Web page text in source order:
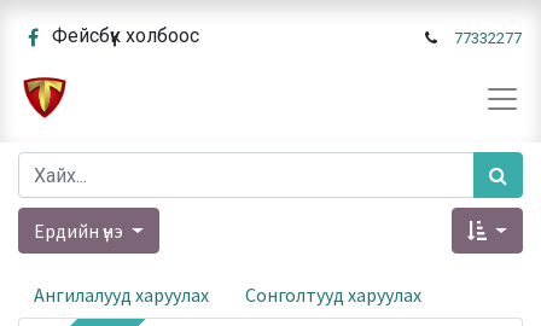
Фейсбүүк холбоос 77332277
Ердийн үнэ
Ангилалууд харуулах Сонголтууд харуулах